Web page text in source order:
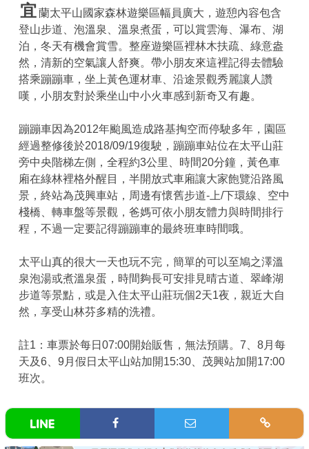
宜蘭太平山國家森林遊樂區幅員廣大，遊憩內容包含
登山步道、泡溫泉、溫泉煮蛋，可以賞雲海、瀑布、湖
泊，冬天有機會賞雪。整座遊樂區裡林木扶疏、綠意盎
然，清新的空氣讓人舒爽。帶小朋友來這裡記得去體驗
搭乘蹦蹦車，坐上黃色運材車、沿途景觀秀麗讓人讚
嘆，小朋友對於乘坐山中小火車感到新奇又有趣。
蹦蹦車因為2012年颱風造成路基掏空而停駛多年，園區
經過整修後於2018/09/19復駛，蹦蹦車站位在太平山莊
旁中央階梯左側，全程約3公里、時間20分鐘，黃色車
廂在綠林裡格外醒目，半開放式車廂讓大家飽覽沿路風
景，終站為茂興車站，周邊有懷舊步道-上/下環線、空中
棧橋、轉車盤等景觀，爸媽可依小朋友體力與時間排行
程，不過一定要記得蹦蹦車的最終班車時間哦。
太平山真的很大一天也玩不完，簡單的可以至鳩之澤溫
泉泡湯或煮溫泉蛋，時間夠長可安排見晴古道、翠峰湖
步道等景點，或是入住太平山莊玩個2天1夜，親近大自
然，享受山林芬多精的洗禮。
註1：車票於每日07:00開始販售，無法預購。7、8月每
天及6、9月假日太平山站加開15:30、茂興站加開17:00
班次。